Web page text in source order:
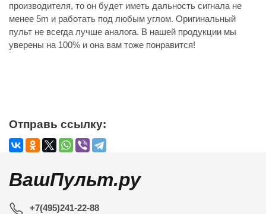
производителя, то он будет иметь дальность сигнала не
менее 5m и работать под любым углом. Оригинальный
пульт не всегда лучше аналога. В нашей продукции мы
уверены на 100% и она вам тоже понравится!
Отправь ссылку:
ВашПульт.ру
+7(495)241-22-88